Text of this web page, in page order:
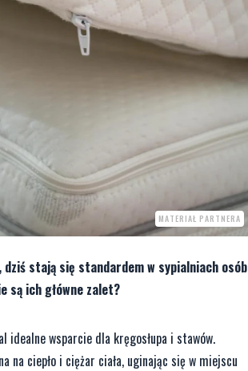
MATERIAŁ PARTNERA
stają się standardem w sypialniach osób
są ich główne zalet?
idealne wsparcie dla kręgosłupa i stawów.
na ciepło i ciężar ciała, uginając się w miejscu